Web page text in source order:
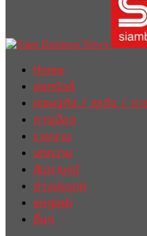
Home
ฮอตนิวส์
เศรษฐกิจ / ธุรกิจ / กา
การเมือง
รายงาน
บทความ
สัมภาษณ์
ต่างประเทศ
english
อื่นๆ